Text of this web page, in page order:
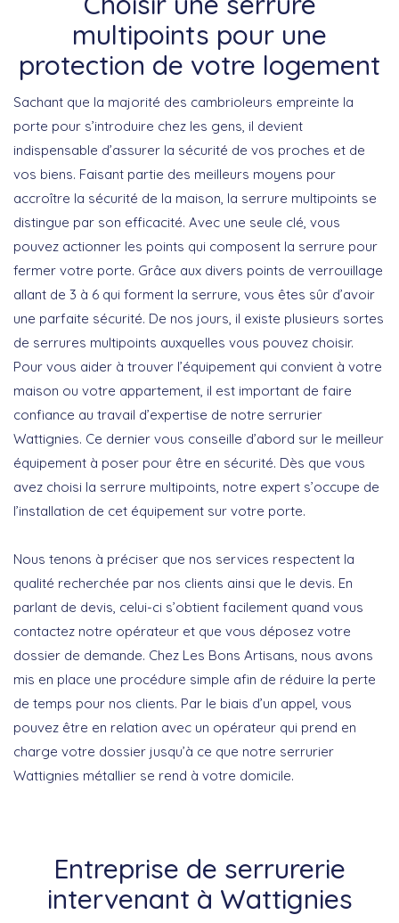
multipoints pour une
protection de votre logement
Sachant que la majorité des cambrioleurs empreinte la
porte pour s’introduire chez les gens, il devient
indispensable d’assurer la sécurité de vos proches et de
vos biens. Faisant partie des meilleurs moyens pour
accroître la sécurité de la maison, la serrure multipoints se
distingue par son efficacité. Avec une seule clé, vous
pouvez actionner les points qui composent la serrure pour
fermer votre porte. Grâce aux divers points de verrouillage
allant de 3 à 6 qui forment la serrure, vous êtes sûr d’avoir
une parfaite sécurité. De nos jours, il existe plusieurs sortes
de serrures multipoints auxquelles vous pouvez choisir.
Pour vous aider à trouver l’équipement qui convient à votre
maison ou votre appartement, il est important de faire
confiance au travail d’expertise de notre serrurier
Wattignies. Ce dernier vous conseille d’abord sur le meilleur
équipement à poser pour être en sécurité. Dès que vous
avez choisi la serrure multipoints, notre expert s’occupe de
l’installation de cet équipement sur votre porte.
Nous tenons à préciser que nos services respectent la
qualité recherchée par nos clients ainsi que le devis. En
parlant de devis, celui-ci s’obtient facilement quand vous
contactez notre opérateur et que vous déposez votre
dossier de demande. Chez Les Bons Artisans, nous avons
mis en place une procédure simple afin de réduire la perte
de temps pour nos clients. Par le biais d’un appel, vous
pouvez être en relation avec un opérateur qui prend en
charge votre dossier jusqu’à ce que notre serrurier
Wattignies métallier se rend à votre domicile.
Entreprise de serrurerie
intervenant à Wattignies